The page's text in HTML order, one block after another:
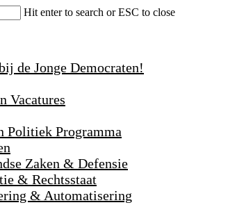
Hit enter to search or ESC to close
de Jonge Democraten!
Vacatures
Politiek Programma
Zaken & Defensie
& Rechtsstaat
& Automatisering